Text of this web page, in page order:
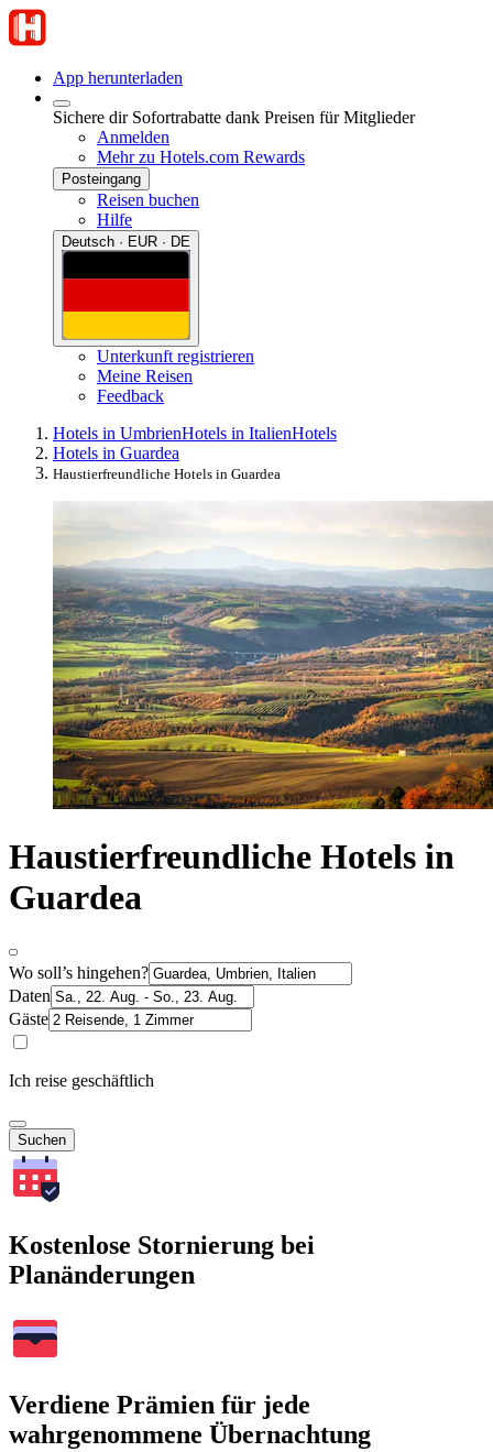
App herunterladen
Sichere dir Sofortrabatte dank Preisen für Mitglieder
Anmelden
Mehr zu Hotels.com Rewards
Posteingang
Reisen buchen
Hilfe
Deutsch · EUR · DE
Unterkunft registrieren
Meine Reisen
Feedback
Hotels in UmbrienHotels in ItalienHotels
Hotels in Guardea
Haustierfreundliche Hotels in Guardea
Haustierfreundliche Hotels in
Guardea
Wo soll’s hingehen?
Daten
Gäste
Ich reise geschäftlich
Suchen
Kostenlose Stornierung bei
Planänderungen
Verdiene Prämien für jede
wahrgenommene Übernachtung